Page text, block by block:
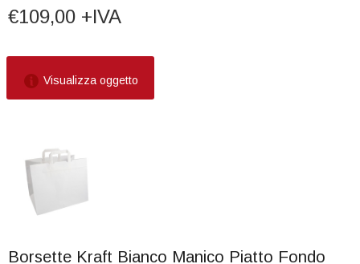
€109,00 +IVA
Visualizza oggetto
Borsette Kraft Bianco Manico Piatto Fondo